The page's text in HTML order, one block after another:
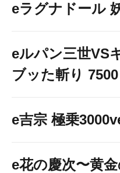
eラグナドール
eルパン三世VS
ブッた斬り 7500
e吉宗 極乗
e花の慶次〜黄